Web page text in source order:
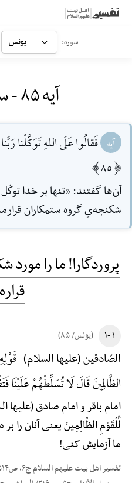
سوره: یونس
آیه ۸۵ - سوره یونس
آیه فَقالُوا عَلَى اللهِ تَوَكَّلْنا
[85]
آن‌ها گفتند: «تنها بر خدا توكّل
شكنجه‌ي گروه ستمكاران
پروردگارا! ما را
۱ -۱ (یونس/ ۸۵)
الصّادقین (علیها السلام)-
الظَّالِمِینَ قَالَ لَا تُسَلِّطْهُمْ عَلَیْنَا
امام باقر و امام صادق (علیها
لِّلْقَوْمِ الظَّالِمِینَ یعنی آنان را
ما آزمایش کنی!
تفسیر اهل بیت علیهم السلام ج۶، ص۵۱۴